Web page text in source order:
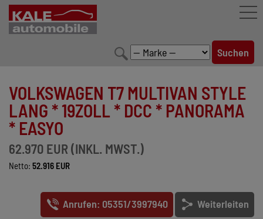
LEISTUNGEN
KONFIGURATOR
MARKENWELT
KONTAKT
VOLKSWAGEN T7 MULTIVAN STYLE
LANG * 19ZOLL * DCC * PANORAMA
* EASYO
62.970 EUR (INKL. MWST.)
Netto: 52.916 EUR
Anrufen: 05351/3997940 Weiterleiten